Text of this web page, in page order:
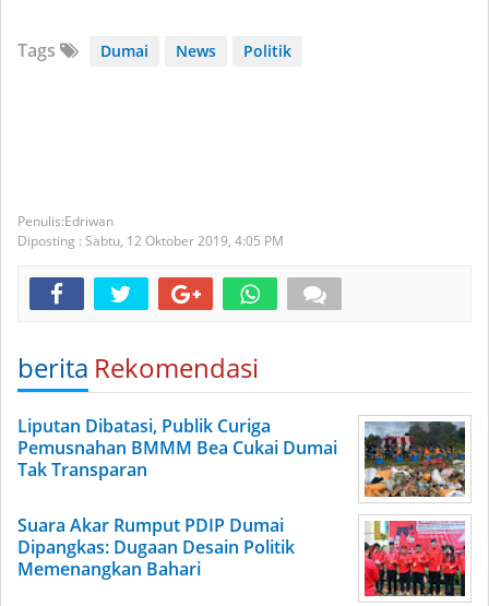
Tags Dumai News Politik
Edriwan
Diposting : Sabtu, 12 Oktober 2019, 4:05 PM
berita Rekomendasi
Liputan Dibatasi, Publik Curiga
Pemusnahan BMMM Bea Cukai Dumai
Tak Transparan
Suara Akar Rumput PDIP Dumai
Dipangkas: Dugaan Desain Politik
Memenangkan Bahari